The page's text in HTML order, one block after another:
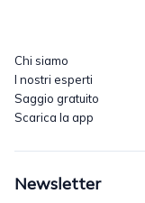
Chi siamo
I nostri esperti
Saggio gratuito
Scarica la app
Newsletter